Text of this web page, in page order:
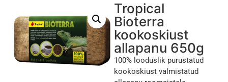
Tropical
Bioterra
kookoskiust
allapanu 650g
100% looduslik purustatud
kookoskiust valmistatud